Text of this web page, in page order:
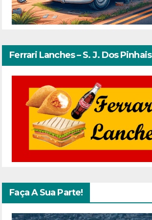
Ferrari Lanches – S. J. Dos Pinhais
Faça A Sua Parte!